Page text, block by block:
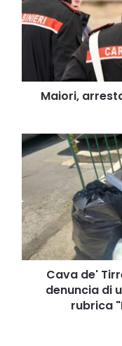
maltrattava
la
madre
Maiori,
Cava
de'
Tirreni,
abbandonati:
la
denuncia
di
una
cittadina
Cava de'
denuncia di
rubrica